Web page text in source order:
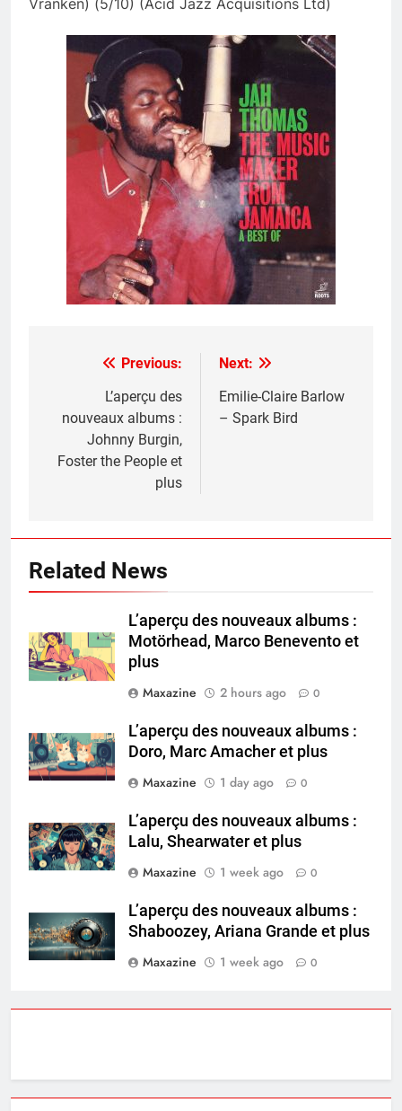
navigation
Previous:
L’aperçu des
nouveaux albums :
Johnny Burgin,
Foster the People et
plus
Next:
Emilie-Claire Barlow
– Spark Bird
Related News
L’aperçu des nouveaux albums :
Motörhead, Marco Benevento et
plus
Maxazine
2 hours ago 0
L’aperçu des nouveaux albums :
Doro, Marc Amacher et plus
Maxazine
1 day ago 0
L’aperçu des nouveaux albums :
Lalu, Shearwater et plus
Maxazine
1 week ago 0
L’aperçu des nouveaux albums :
Shaboozey, Ariana Grande et plus
Maxazine
1 week ago 0